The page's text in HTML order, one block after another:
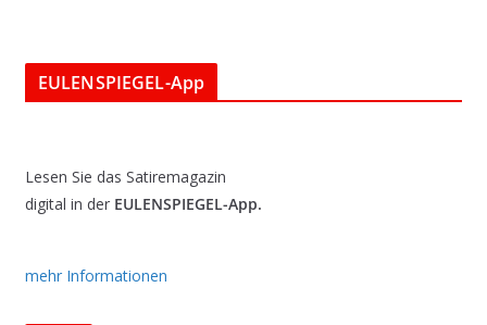
EULENSPIEGEL-App
Lesen Sie das Satiremagazin
digital in der EULENSPIEGEL-App.
mehr Informationen